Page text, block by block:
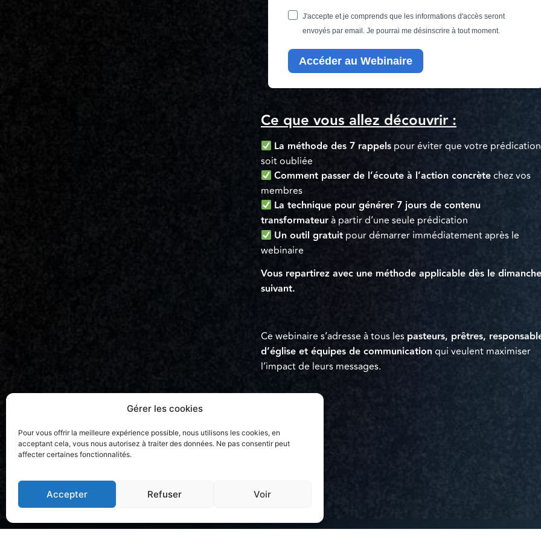
Gérer les cookies
Pour vous offrir la meilleure expérience possible, nous utilisons les cookies, en
acceptant cela, vous nous autorisez à traiter des données. Ne pas consentir peut
affecter certaines fonctionnalités.
Accepter Refuser Voir
J'accepte et je comprends que les informations d'accès seront
envoyés par email. Je pourrai me désinscrire à tout moment.
Accéder au Webinaire
Ce que vous allez découvrir :
La méthode des 7 rappels pour éviter que votre prédication
soit oubliée
Comment passer de l’écoute à l’action concrètechez vos
membres
La technique pour générer 7 jours de contenu
transformateurà partir d’une seule prédication
Un outil gratuit pour démarrer immédiatement après le
webinaire
Vous repartirez avec une méthode applicable dès le dimanche
suivant.
Ce webinaire s’adresse à tous les pasteurs, prêtres,
d’église et équipes de communicationqui veulent maximiser
l’impact de leurs messages.